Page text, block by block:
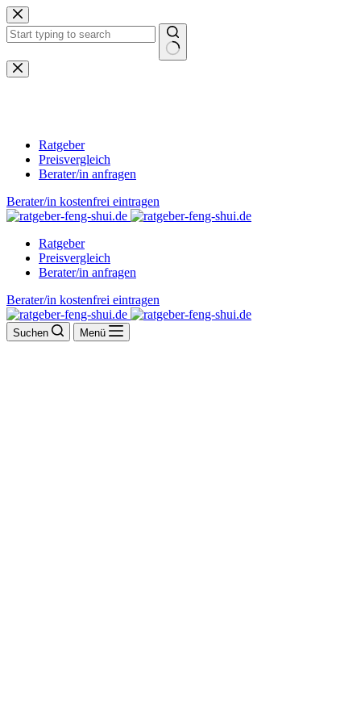
Zum
Inhalt
springen
Keine
Ergebnisse
Ratgeber
Preisvergleich
Berater/in anfragen
Berater/in kostenfrei eintragen
Ratgeber
Preisvergleich
Berater/in anfragen
Berater/in kostenfrei eintragen
Suchen Menü